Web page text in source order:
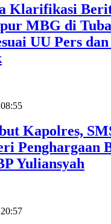
Klarifikasi
MBG di
UU Pers
Kapolres,
Penghargaan
Yuliansyah